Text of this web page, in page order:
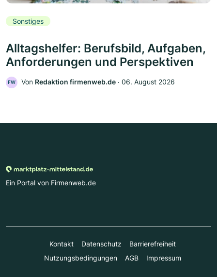
Sonstiges
Alltagshelfer: Berufsbild, Aufgaben,
Anforderungen und Perspektiven
FW Von Redaktion firmenweb.de ‧ 06. August 2026
Ein Portal von Firmenweb.de
Kontakt Datenschutz
Barrierefreiheit
Nutzungsbedingungen
AGB Impressum